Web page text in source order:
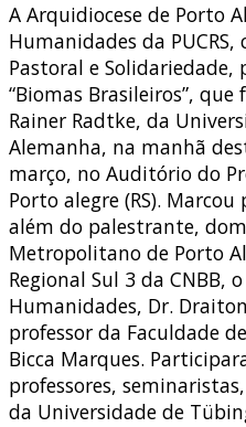
A Arquidiocese de Porto
Humanidades da
Pastoral e
“Biomas Brasileiros”,
Rainer Radtke, da
Alemanha, na manhã
março, no Auditório do
Porto alegre (RS).
além do palestrante,
Metropolitano de Porto
Regional Sul 3 da CNBB,
Humanidades, Dr.
professor da Faculdade
Bicca Marques.
professores,
da Universidade de